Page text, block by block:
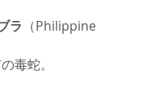
ラ （Philippine
毒蛇。